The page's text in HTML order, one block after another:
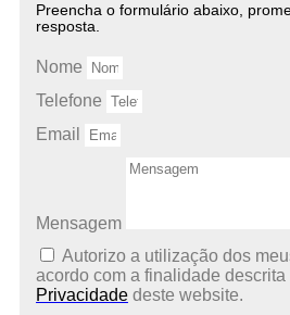
Preencha o formulário abaixo,
resposta.
Nome
Telefone
Email
Mensagem
Autorizo ​​a utilização dos
acordo com a finalidade descrita
Privacidade deste website.